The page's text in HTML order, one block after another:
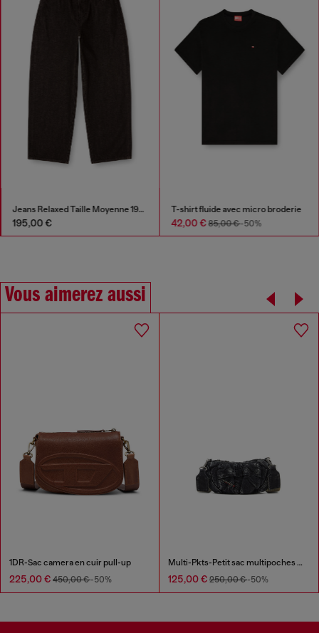
Jeans Relaxed Taille Moyenne 1997 D-Enim-M
195,00 €
T-shirt fluide avec micro broderie
42,00 €85,00 €-50%
Vous aimerez aussi
1DR-Sac camera en cuir pull-up
225,00 € 450,00 €-50%
Multi-Pkts-Petit sac multipoches en denim délavé
125,00 € 250,00 €-50%